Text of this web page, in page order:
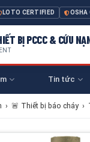
LOTO CERTIFIED OSHA
BỊ PCCC & CỨU
Tin tức
› 🚨 Thiết bị báo cháy ›